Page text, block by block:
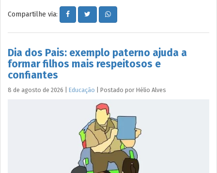
Compartilhe via:
Dia dos Pais: exemplo paterno ajuda a
formar filhos mais respeitosos e
confiantes
8 de agosto de 2026 Educação Postado por Hélio Alves